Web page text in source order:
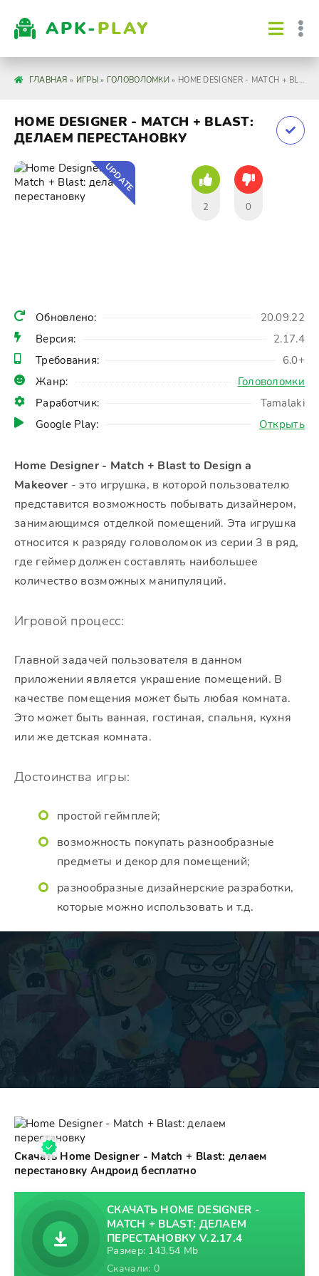
APK-PLAY
ГЛАВНАЯ » ИГРЫ» ГОЛОВОЛОМКИ » HOME DESIGNER - MATCH + BLAST: ДЕЛАЕМ ПЕРЕСТАНОВКУ
HOME DESIGNER - MATCH + BLAST:
ДЕЛАЕМ ПЕРЕСТАНОВКУ
Обновлено:
20.09.22
Версия:
2.17.4
Требования:
6.0+
Жанр:
Головоломки
Раработчик:
Tamalaki
Google Play:
Открыть
UPDATE
2 0
Home Designer - Match + Blast to Design a
Makeover - это игрушка, в которой пользователю
представится возможность побывать дизайнером,
занимающимся отделкой помещений. Эта игрушка
относится к разряду головоломок из серии 3 в ряд,
где геймер должен составлять наибольшее
количество возможных манипуляций.
Игровой процесс:
Главной задачей пользователя в данном
приложении является украшение помещений. В
качестве помещения может быть любая комната.
Это может быть ванная, гостиная, спальня, кухня
или же детская комната.
Достоинства игры:
простой геймплей;
возможность покупать разнообразные
предметы и декор для помещений;
разнообразные дизайнерские разработки,
которые можно использовать и т.д.
Скачать Home Designer - Match + Blast: делаем
перестановку Андроид бесплатно
СКАЧАТЬ HOME DESIGNER -
MATCH + BLAST: ДЕЛАЕМ
ПЕРЕСТАНОВКУ V.2.17.4
Размер: 143,54 Mb
Скачали: 0